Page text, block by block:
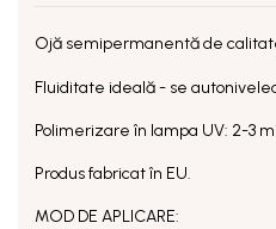
Ojă semipermanentăde
Fluiditate ideală - se
Polimerizare în lampa UV: 2-3
Produs fabricat în EU.
MOD DE APLICARE: